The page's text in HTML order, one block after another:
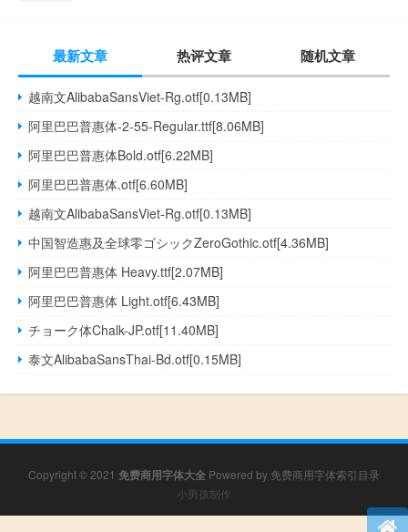
最新文章 热评文章 随机文章
越南文AlibabaSansViet-Rg.otf[0.13MB]
阿里巴巴普惠体-2-55-Regular.ttf[8.06MB]
阿里巴巴普惠体Bold.otf[6.22MB]
阿里巴巴普惠体.otf[6.60MB]
越南文AlibabaSansViet-Rg.otf[0.13MB]
中国智造惠及全球零ゴシックZeroGothic.otf[4.36MB]
阿里巴巴普惠体 Heavy.ttf[2.07MB]
阿里巴巴普惠体 Light.otf[6.43MB]
チョーク体Chalk-JP.otf[11.40MB]
泰文AlibabaSansThai-Bd.otf[0.15MB]
Copyright © 2021 免费商用字体大全 Powered by 免费商用字体索引目录
小男孩制作